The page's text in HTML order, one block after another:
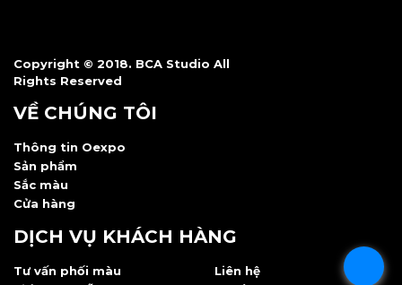
Copyright © 2018. BCA Studio All
Rights Reserved
VỀ CHÚNG TÔI
Thông tin Oexpo
Sản phẩm
Sắc màu
Cửa hàng
DỊCH VỤ KHÁCH HÀNG
Tư vấn phối màu
Liên hệ